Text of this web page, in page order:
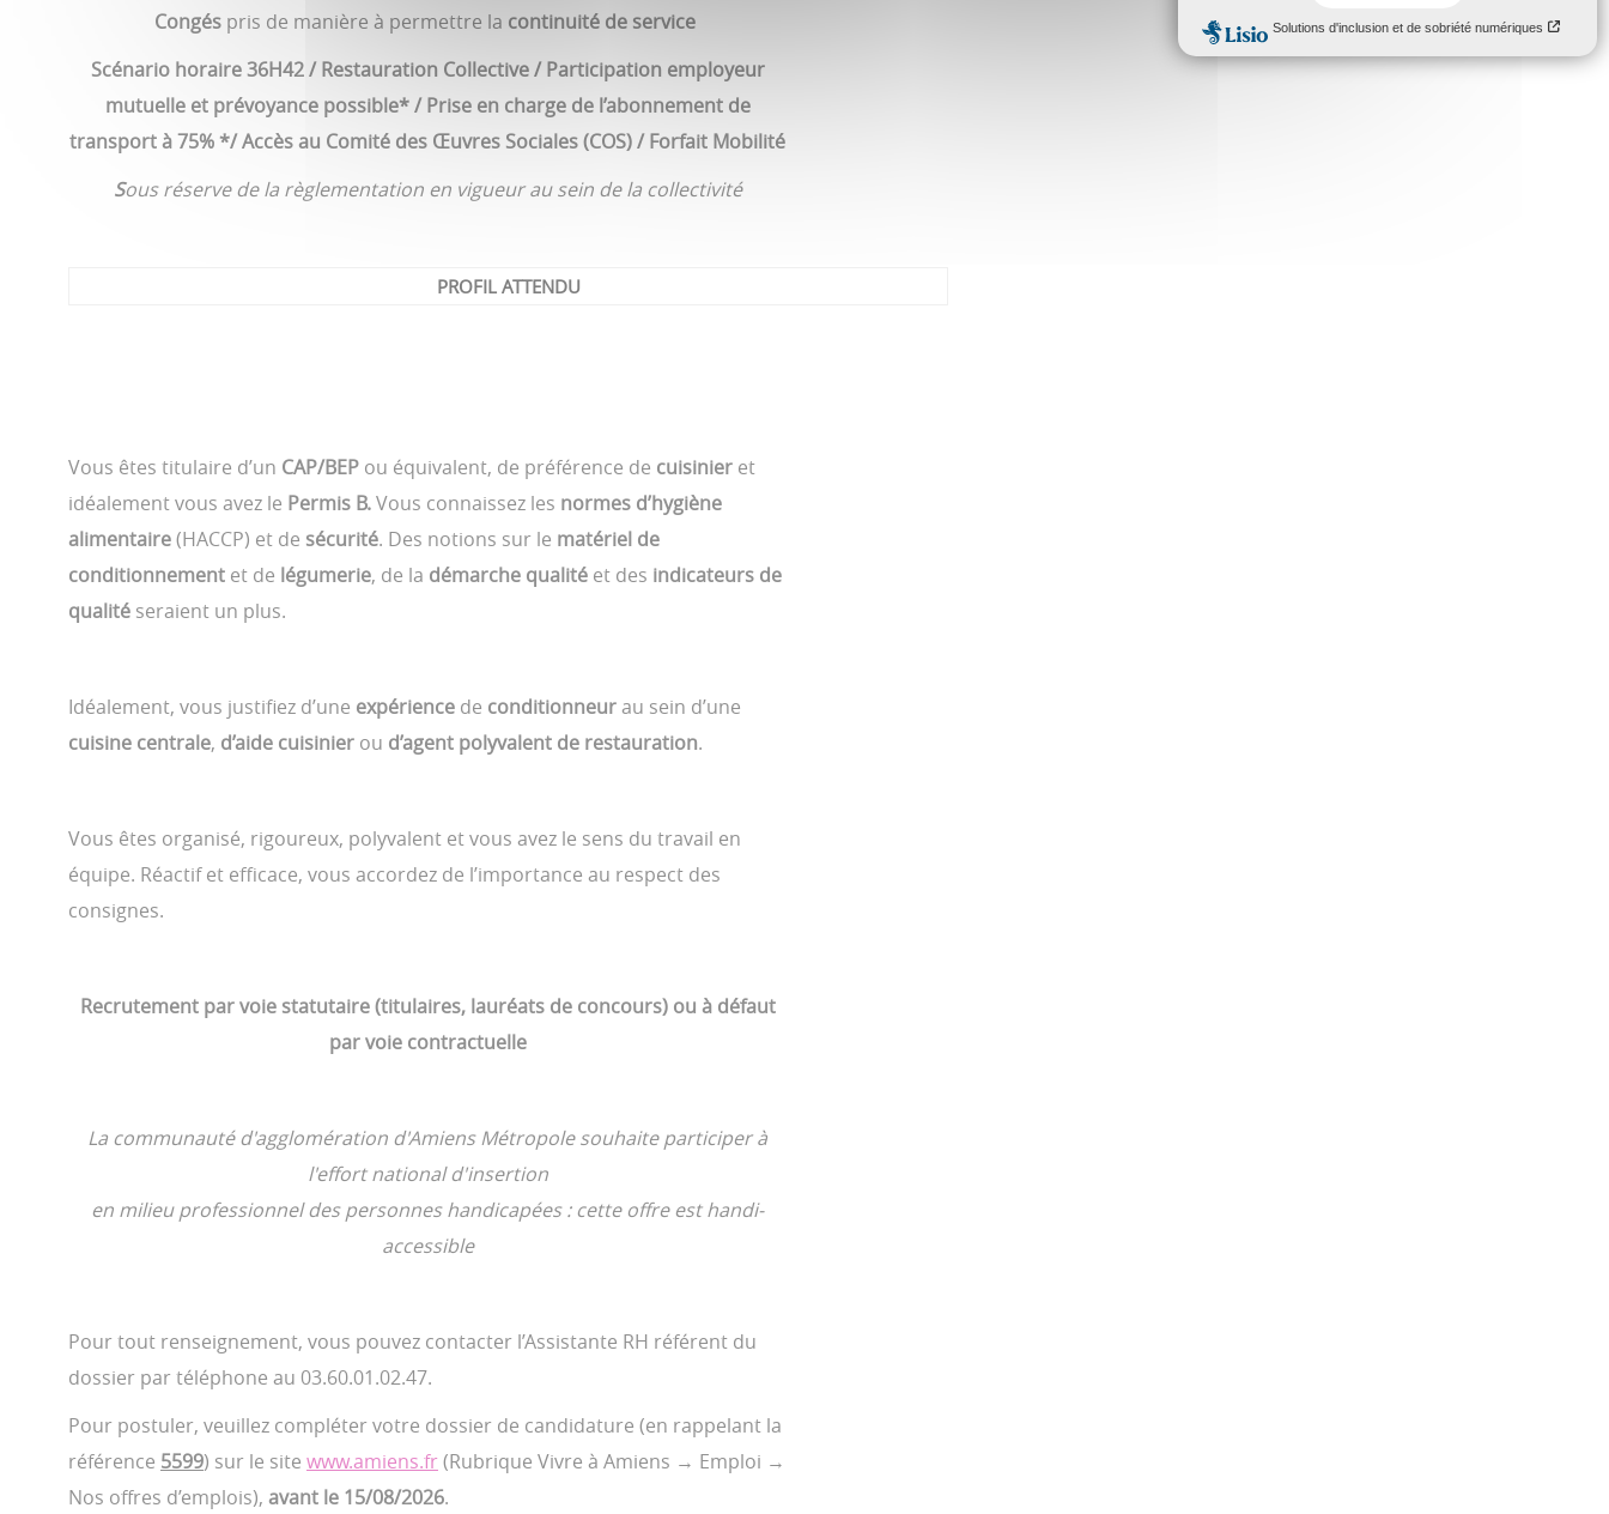
Congés pris de manière à permettre la continuité de service
Scénario horaire 36H42 / Restauration Collective / Participation employeur
mutuelle et prévoyance possible* / Prise en charge de l’abonnement de
transport à 75% */ Accès au Comité des Œuvres Sociales (COS) / Forfait Mobilité
Sous réserve de la règlementation en vigueur au sein de la collectivité
PROFIL ATTENDU
Vous êtes titulaire d’un CAP/BEP ou équivalent, de préférence de cuisinier et
idéalement vous avez le Permis B.Vous connaissez les normes d’hygiène
alimentaire(HACCP) et de sécurité. Des notions sur le matériel de
conditionnement et de légumerie, de la démarche qualité et des indicateurs de
qualité seraient un plus.
Idéalement, vous justifiez d’une expérience de conditionneurau sein d’une
cuisine centrale, d’aide cuisinier ou d’agent polyvalent de restauration.
Vous êtes organisé, rigoureux, polyvalent et vous avez le sens du travail en
équipe. Réactif et efficace, vous accordez de l’importance au respect des
consignes.
Recrutement par voie statutaire (titulaires, lauréats de concours) ou à défaut
par voie contractuelle
La communauté d'agglomération d'Amiens Métropole souhaite participer à
l'effort national d'insertion
en milieu professionnel des personnes handicapées : cette offre est handi-
accessible
Pour tout renseignement, vous pouvez contacter l’Assistante RH référent du
dossier par téléphone au 03.60.01.02.47.
Pour postuler, veuillez compléter votre dossier de candidature (en rappelant la
référence 5599) sur le site www.amiens.fr(Rubrique Vivre à Amiens → Emploi →
Nos offres d’emplois), avant le 15/08/2026.